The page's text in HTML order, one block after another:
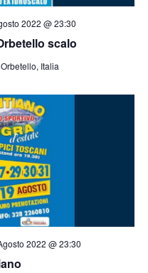
scalo
2022 @ 23:30
Italia
2022 @ 23:30